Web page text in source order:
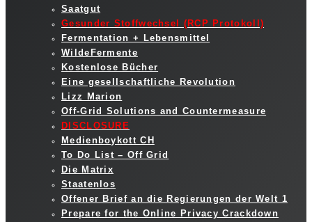
Saatgut
Gesunder Stoffwechsel (RCP Protokoll)
Fermentation + Lebensmittel
WildeFermente
Kostenlose Bücher
Eine gesellschaftliche Revolution
Lizz Marion
Off-Grid Solutions and Countermeasure
DISCLOSURE
Medienboykott CH
To Do List – Off Grid
Die Matrix
Staatenlos
Offener Brief an die Regierungen der Welt 1
Prepare for the Online Privacy Crackdown